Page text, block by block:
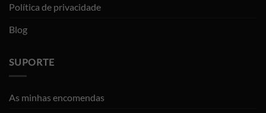
Política de privacidade
Blog
SUPORTE
As minhas encomendas